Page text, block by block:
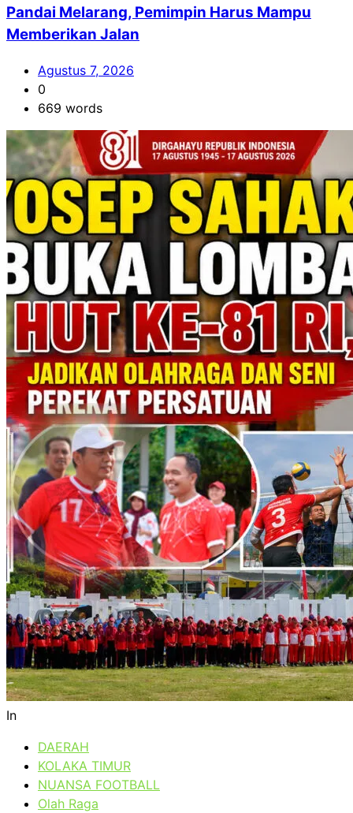
Pandai Melarang, Pemimpin Harus Mampu
Memberikan Jalan
Agustus 7, 2026
0
669 words
In
DAERAH
KOLAKA TIMUR
NUANSA FOOTBALL
Olah Raga